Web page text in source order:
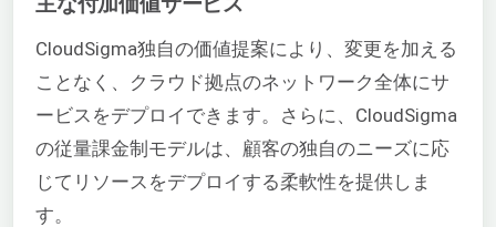
CloudSigma独自の価値提案により、変更を加える
ことなく、クラウド拠点のネットワーク全体にサ
ービスをデプロイできます。さらに、CloudSigma
の従量課金制モデルは、顧客の独自のニーズに応
じてリソースをデプロイする柔軟性を提供しま
す。